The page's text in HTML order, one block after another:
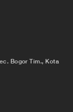
Bogor Tim., Kota